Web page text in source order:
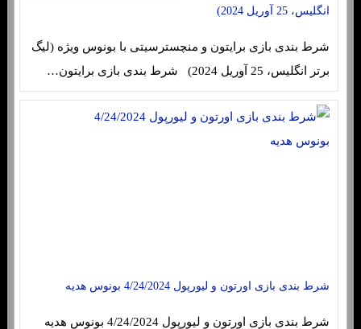
انگلیس، 25 آوریل 2024)
شرط بندی بازی برایتون و منچسترسیتی با بونوس ویژه (لیگ
برتر انگلیس، 25 آوریل 2024) شرط بندی بازی برایتون…
شرط بندی بازی اورتون و لیورپول 4/24/2024 بونوس هدیه
شرط بندی بازی اورتون و لیورپول 4/24/2024 بونوس هدیه